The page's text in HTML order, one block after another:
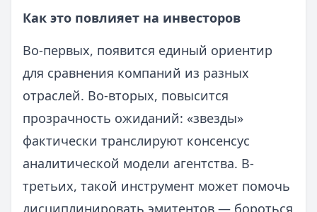
Как это повлияет на инвесторов
Во-первых, появится единый ориентир
для сравнения компаний из разных
отраслей. Во-вторых, повысится
прозрачность ожиданий: «звезды»
фактически транслируют консенсус
аналитической модели агентства. В-
третьих, такой инструмент может помочь
дисциплинировать эмитентов — бороться